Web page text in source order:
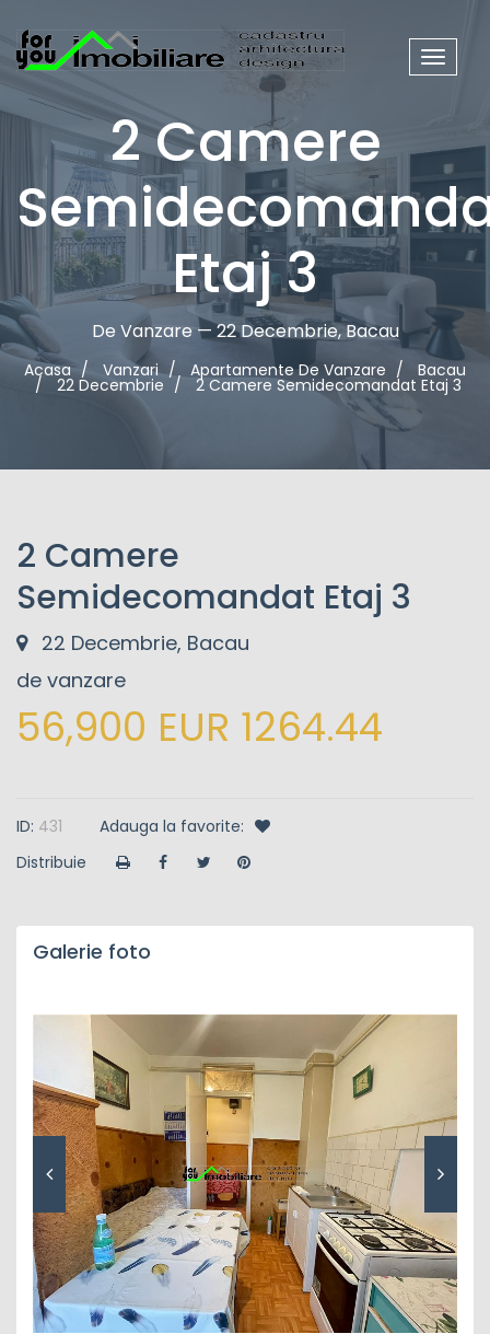
Meniu
site
2 Camere
Etaj 3
De Vanzare — 22 Decembrie, Bacau
Acasa Vanzari Apartamente De Vanzare Bacau
22 Decembrie 2 Camere Semidecomandat Etaj 3
2 Camere
Semidecomandat Etaj 3
22 Decembrie, Bacau
de vanzare
56,900 EUR 1264.44
ID: 431
Adauga la favorite:
Distribuie
Galerie foto